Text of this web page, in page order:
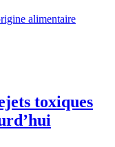
alimentaire
toxiques